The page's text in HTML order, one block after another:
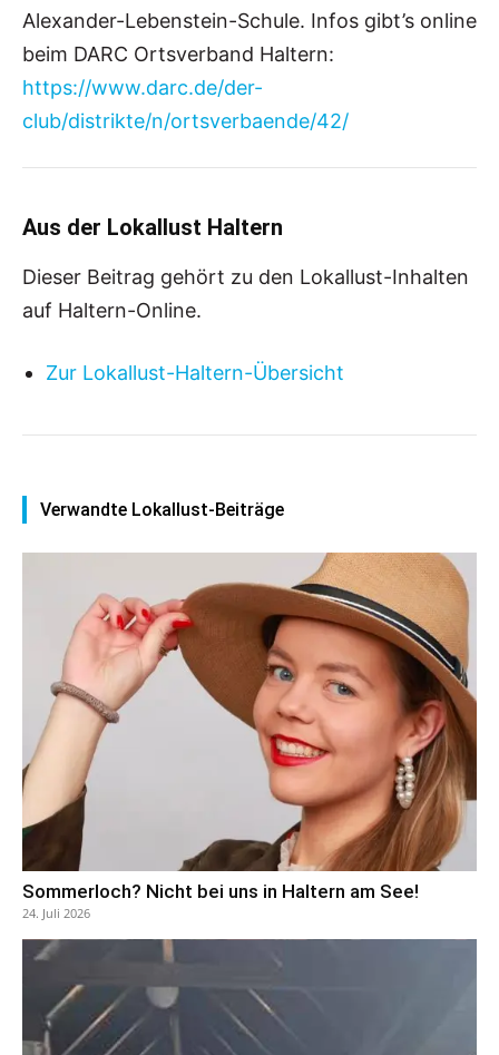
Alexander-Lebenstein-Schule. Infos gibt’s online
beim DARC Ortsverband Haltern:
https://www.darc.de/der-
club/distrikte/n/ortsverbaende/42/
Aus der Lokallust Haltern
Dieser Beitrag gehört zu den Lokallust-Inhalten
auf Haltern-Online.
Zur Lokallust-Haltern-Übersicht
Verwandte Lokallust-Beiträge
Sommerloch? Nicht bei uns in Haltern am See!
24. Juli 2026